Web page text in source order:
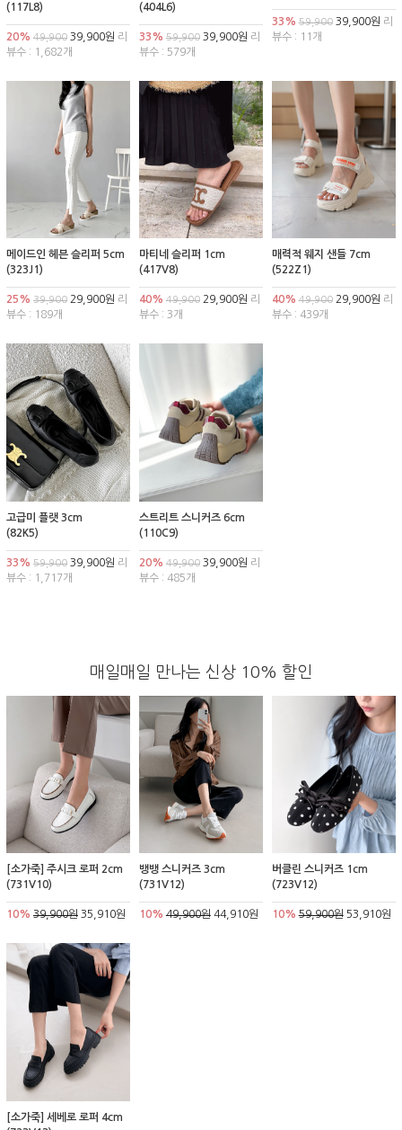
(117L8)
20% 49,900 39,900원 리
뷰수 : 1,682개
(404L6)
33% 59,90039,900원 리
뷰수 : 579개
33% 59,90039,900원 리
뷰수 : 11개
메이드인 헤븐 슬리퍼 5cm
(323J1)
25% 39,900 29,900원 리
뷰수 : 189개
마티네 슬리퍼 1cm
(417V8)
40% 49,90029,900원 리
뷰수 : 3개
매력적 웨지 샌들 7cm
(522Z1)
40% 49,90029,900원 리
뷰수 : 439개
고급미 플랫 3cm
(82K5)
33% 59,900 39,900원 리
뷰수 : 1,717개
스트리트 스니커즈 6cm
(110C9)
20% 49,90039,900원 리
뷰수 : 485개
매일매일 만나는 신상 10% 할인
[소가죽] 주시크 로퍼 2cm
(731V10)
10% 39,900원 35,910원
뱅뱅 스니커즈 3cm
(731V12)
10% 49,900원44,910원
버클린 스니커즈 1cm
(723V12)
10% 59,900원53,910원
[소가죽] 세베로 로퍼 4cm